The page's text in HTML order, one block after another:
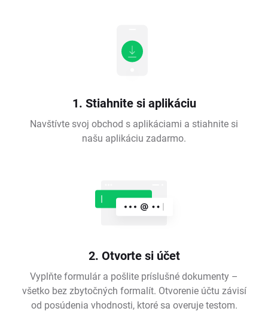
1. Stiahnite si aplikáciu
Navštívte svoj obchod s aplikáciami a stiahnite si
našu aplikáciu zadarmo.
2. Otvorte si účet
Vyplňte formulár a pošlite príslušné dokumenty –
všetko bez zbytočných formalít. Otvorenie účtu závisí
od posúdenia vhodnosti, ktoré sa overuje testom.